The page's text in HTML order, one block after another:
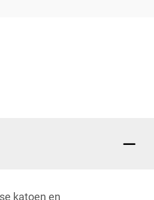
katoen en